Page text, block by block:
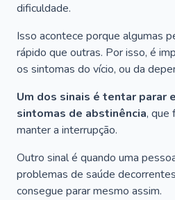
dificuldade.
Isso acontece porque algumas
rápido que outras. Por isso, é
os sintomas do vício, ou da
Um dos sinais é tentar parar
sintomas de abstinência, que
manter a interrupção.
Outro sinal é quando uma
problemas de saúde
consegue parar mesmo assim.